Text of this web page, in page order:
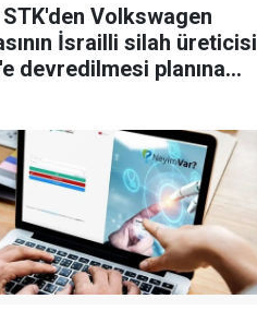
Volkswagen
İsrailli silah üreticisi
devredilmesi planına